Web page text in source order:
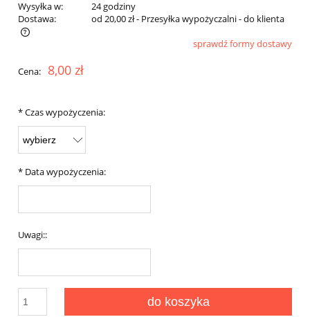
Wysyłka w:
24 godziny
Dostawa:
od 20,00 zł- Przesyłka wypożyczalni - do klienta
Cena nie zawiera ewentualnych kosztów płatnościsprawdź formy dostawy
Cena: 8,00 zł
*Czas wypożyczenia:
* Data wypożyczenia:
Uwagi::
do koszyka